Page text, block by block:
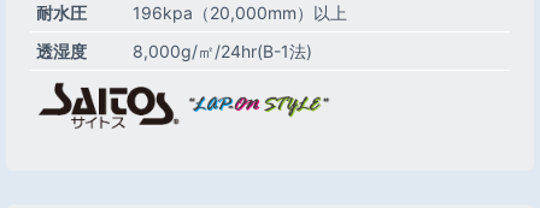
耐水圧
196kpa（20,000mm）以上
透湿度
8,000g/㎡/24hr(B-1法)